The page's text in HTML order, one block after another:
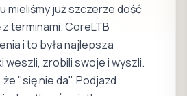
mieliśmy już szczerze dość
terminami. CoreLTB
i to była najlepsza
weszli, zrobili swoje i wyszli.
"się nie da". Podjazd